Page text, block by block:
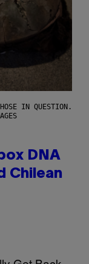
IN QUESTION.
DNA
Chilean